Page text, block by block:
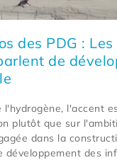
des PDG :
de
l'hydrogène, l'accent
plutôt que sur
dans la
développement des